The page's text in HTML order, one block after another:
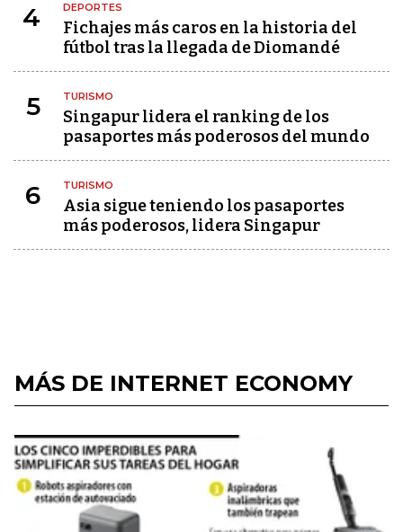
4 DEPORTES
Fichajes más caros en la historia del
fútbol tras la llegada de Diomandé
5 TURISMO
Singapur lidera el ranking de los
pasaportes más poderosos del mundo
6 TURISMO
Asia sigue teniendo los pasaportes
más poderosos, lidera Singapur
MÁS DE INTERNET ECONOMY